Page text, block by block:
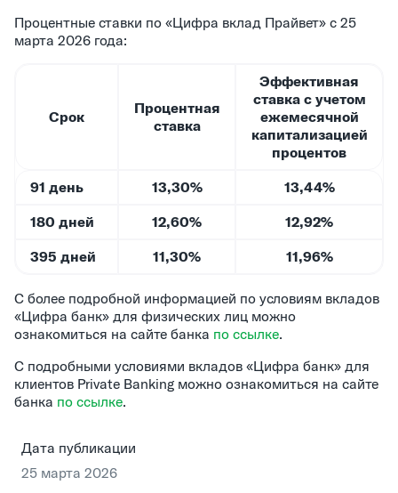
Процентные ставки по «Цифра вклад Прайвет» с 25
марта 2026 года:
Срок
Процентная
ставка
Эффективная
ставка с учетом
ежемесячной
капитализацией
процентов
91 день
13,30%
13,44%
180 дней
12,60%
12,92%
395 дней
11,30% 11,96%
С более подробной информацией по условиям вкладов
«Цифра банк» для физических лиц можно
ознакомиться на сайте банка по ссылке.
С подробными условиями вкладов «Цифра банк» для
клиентов Private Banking можно ознакомиться на сайте
банка по ссылке.
Дата публикации
25 марта 2026